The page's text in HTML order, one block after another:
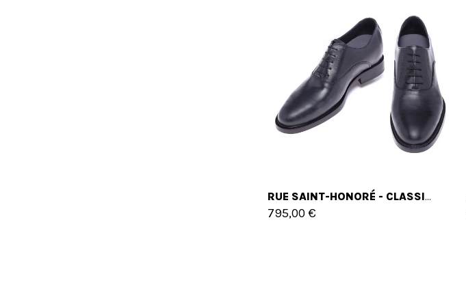
RUE SAINT-HONORÉ - CLASSIQUES CHAUSSURES REHAUSSANTES EN CUIR DE 6 CM À 8 CM EN PLUS
795,00 €